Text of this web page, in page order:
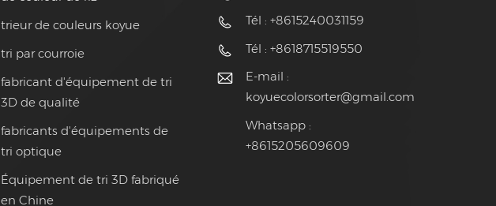
trieur de couleurs koyue
tri par courroie
fabricant d'équipement de tri
3D de qualité
fabricants d'équipements de
tri optique
Équipement de tri 3D fabriqué
en Chine
Tél : +8615240031159
Tél : +8618715519550
E-mail :
koyuecolorsorter@gmail.com
Whatsapp :
+8615205609609